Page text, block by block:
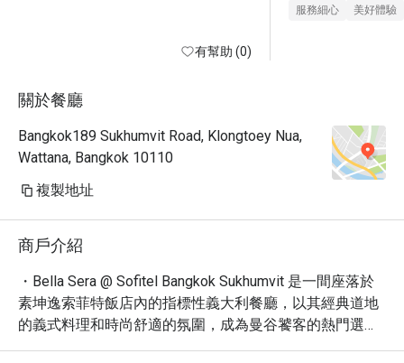
有幫助 (0)
Thank you ☺️
服務細心 美好體驗
關於餐廳
Bangkok189 Sukhumvit Road, Klongtoey Nua,
Wattana, Bangkok 10110
複製地址
商戶介紹
・Bella Sera @ Sofitel Bangkok Sukhumvit 是一間座落於
素坤逸索菲特飯店內的指標性義大利餐廳，以其經典道地
的義式料理和時尚舒適的氛圍，成為曼谷饕客的熱門選
擇。餐廳地理位置優越，緊鄰 BTS Asok 與 MRT